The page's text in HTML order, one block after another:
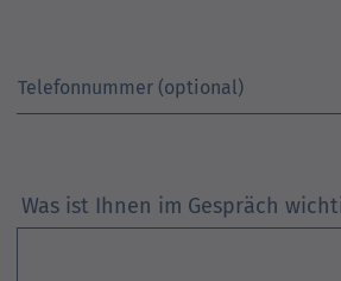
Telefonnummer (optional)
Was ist Ihnen im Gespräch